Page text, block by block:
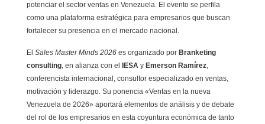
potenciar el sector ventas en Venezuela. El evento se perfila
como una plataforma estratégica para empresarios que buscan
fortalecer su presencia en el mercado nacional.
El Sales Master Minds 2026es organizado por Branketing
consulting, en alianza con el IESA y Emerson Ramírez,
conferencista internacional, consultor especializado en ventas,
motivación y liderazgo. Su ponencia «Ventas en la nueva
Venezuela de 2026» aportará elementos de análisis y de debate
del rol de los empresarios en esta coyuntura económica de tanto